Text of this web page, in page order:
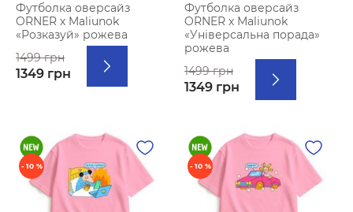
Футболка оверсайз
ORNER х Maliunok
«Розказуй» рожева
1499 грн
1349 грн
Футболка оверсайз
ORNER х Maliunok
«Універсальна порада»
рожева
1499 грн
1349 грн
- 10 % - 10 %